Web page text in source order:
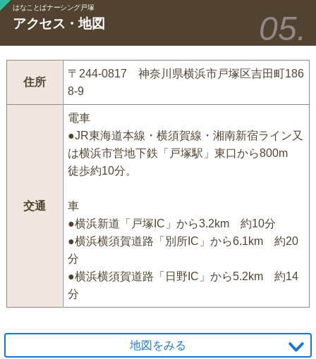
はなことばナーシング戸塚
アクセス・地図
住所
〒244-0817 神奈川県横浜市戸塚区吉田町186
8-9
交通
電車
●JR東海道本線・横須賀線・湘南新宿ライン又
は横浜市営地下鉄「戸塚駅」東口から800m
徒歩約10分。
車
●横浜新道「戸塚IC」から3.2km 約10分
●横浜横須賀道路「別所IC」から6.1km 約20
分
●横浜横須賀道路「日野IC」から5.2km 約14
分
地図をみる